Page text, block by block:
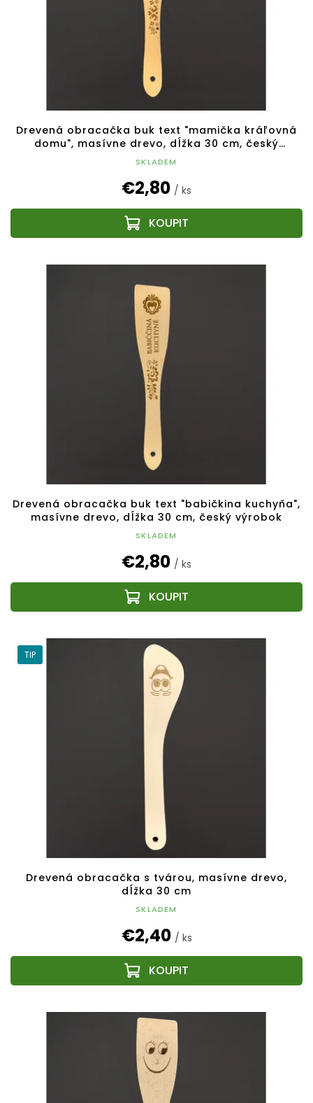
Drevená obracačka buk text "mamička kráľovná
domu", masívne drevo, dĺžka 30 cm, český
výrobok
SKLADEM
€2,80 / ks
Drevená obracačka buk text "babičkina kuchyňa",
masívne drevo, dĺžka 30 cm, český výrobok
SKLADEM
€2,80 / ks
TIP
Drevená obracačka s tvárou, masívne drevo,
dĺžka 30 cm
SKLADEM
€2,40 / ks